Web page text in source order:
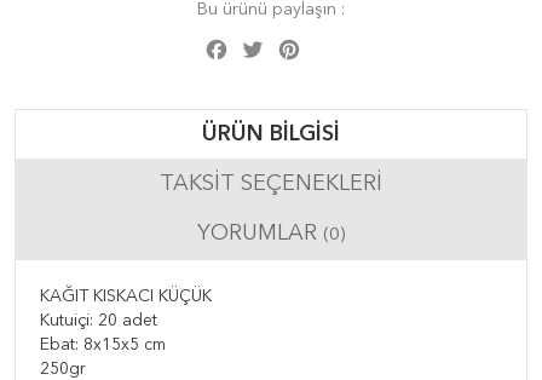
Bu ürünü paylaşın :
Facebook
Twitter
ÜRÜN BILGISI
TAKSIT SEÇENEKLERI
YORUMLAR (0)
KAĞIT KISKACI KÜÇÜK
Kutuiçi: 20 adet
Ebat: 8x15x5 cm
250gr